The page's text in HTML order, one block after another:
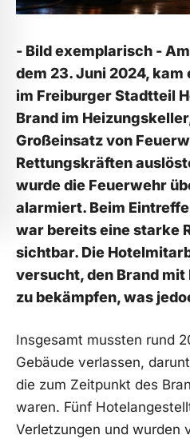
- Bild exemplarisch -
dem 23. Juni 2024, kam
im Freiburger Stadtteil
Brand im
Großeinsatz von
Rettungskräften
wurde die Feuerwehr
alarmiert. Beim
war bereits eine starke
sichtbar. Die
versucht, den Brand
zu bekämpfen, was
Insgesamt mussten rund
Gebäude verlassen,
die zum Zeitpunkt des
waren. Fünf
Verletzungen und wurden